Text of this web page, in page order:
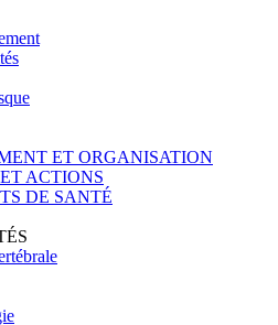
ET ORGANISATION
ACTIONS
DE SANTÉ